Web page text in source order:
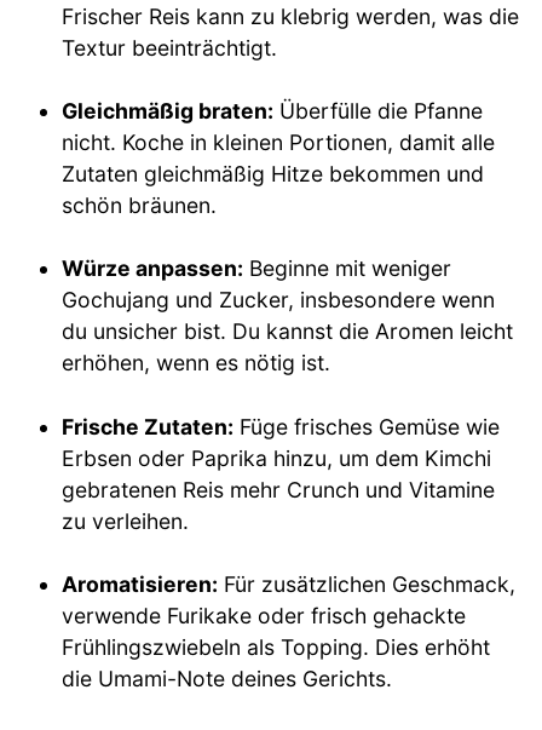
Frischer Reis kann zu klebrig werden, was die
Textur beeinträchtigt.
Gleichmäßig braten: Überfülle die Pfanne
nicht. Koche in kleinen Portionen, damit alle
Zutaten gleichmäßig Hitze bekommen und
schön bräunen.
Würze anpassen: Beginne mit weniger
Gochujang und Zucker, insbesondere wenn
du unsicher bist. Du kannst die Aromen leicht
erhöhen, wenn es nötig ist.
Frische Zutaten: Füge frisches Gemüse wie
Erbsen oder Paprika hinzu, um dem Kimchi
gebratenen Reis mehr Crunch und Vitamine
zu verleihen.
Aromatisieren: Für zusätzlichen Geschmack,
verwende Furikake oder frisch gehackte
Frühlingszwiebeln als Topping. Dies erhöht
die Umami-Note deines Gerichts.